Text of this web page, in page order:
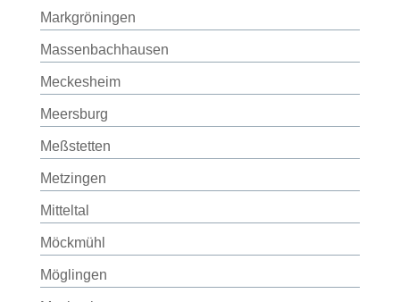
Markgröningen
Massenbachhausen
Meckesheim
Meersburg
Meßstetten
Metzingen
Mitteltal
Möckmühl
Möglingen